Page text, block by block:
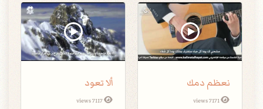
نعظم دمك
7171 views
ألا تعود
7117 views